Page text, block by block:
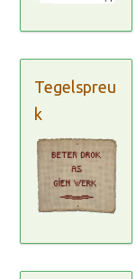
Tegelspreu
k